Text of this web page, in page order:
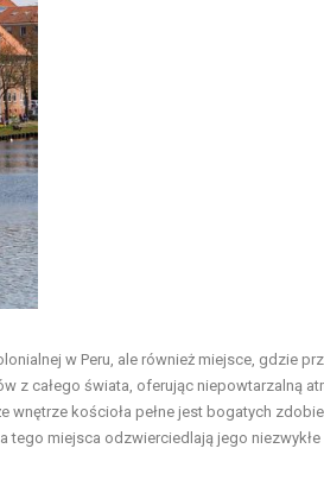
w Peru, ale również miejsce, gdzie
z całego świata, oferując niepowtarzalną
wnętrze kościoła pełne jest bogatych
tego miejsca odzwierciedlają jego niezwykłe